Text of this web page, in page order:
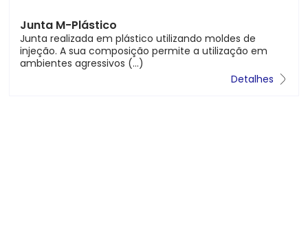
Junta M-MGSI
A Junta M-MGSI® é um sistema de cofragem perdida
para lajes de betão COM PERFIL SUPERIOR ONDULADO.
Detalhes